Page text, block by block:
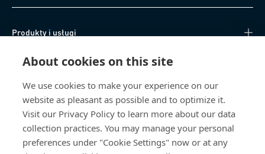
About cookies on this site
We use cookies to make your experience on our
website as pleasant as possible and to optimize it.
Visit our Privacy Policy to learn more about our data
collection practices. You may manage your personal
preferences under "Cookie Settings" now or at any
Produkty i usługi
Centrum Wiedzy
Bezpośredni dostęp